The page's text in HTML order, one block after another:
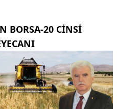
BORSA-20 CINSI